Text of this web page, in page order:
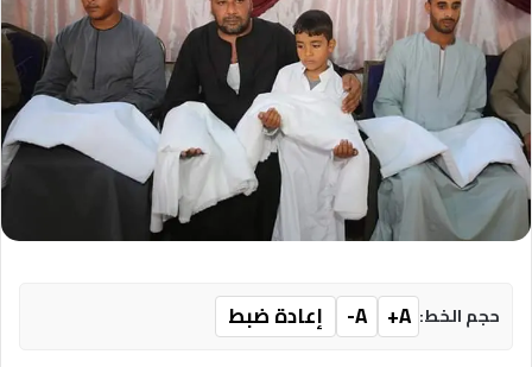
حجم الخط: A+
A-
إعادة ضبط